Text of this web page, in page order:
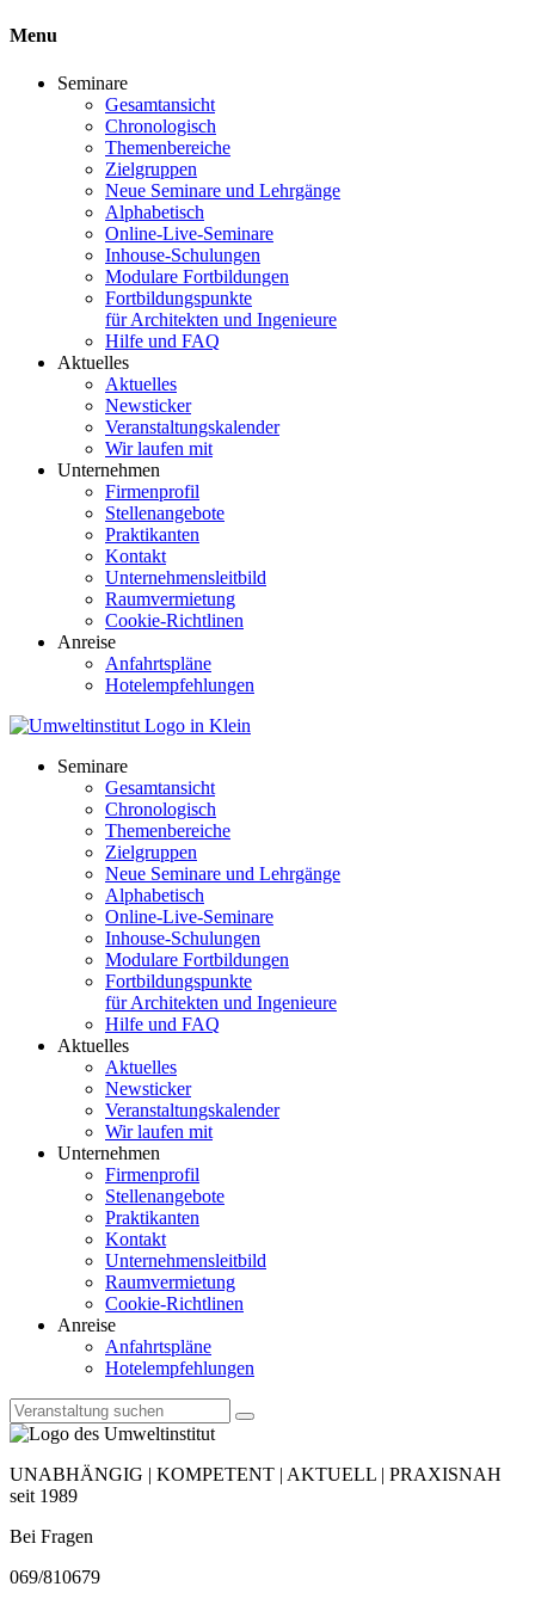
Menu
Seminare
Gesamtansicht
Chronologisch
Themenbereiche
Zielgruppen
Neue Seminare und Lehrgänge
Alphabetisch
Online-Live-Seminare
Inhouse-Schulungen
Modulare Fortbildungen
Fortbildungspunkte
für Architekten und Ingenieure
Hilfe und FAQ
Aktuelles
Aktuelles
Newsticker
Veranstaltungskalender
Wir laufen mit
Unternehmen
Firmenprofil
Stellenangebote
Praktikanten
Kontakt
Unternehmensleitbild
Raumvermietung
Cookie-Richtlinen
Anreise
Anfahrtspläne
Hotelempfehlungen
Seminare
Gesamtansicht
Chronologisch
Themenbereiche
Zielgruppen
Neue Seminare und Lehrgänge
Alphabetisch
Online-Live-Seminare
Inhouse-Schulungen
Modulare Fortbildungen
Fortbildungspunkte
für Architekten und Ingenieure
Hilfe und FAQ
Aktuelles
Aktuelles
Newsticker
Veranstaltungskalender
Wir laufen mit
Unternehmen
Firmenprofil
Stellenangebote
Praktikanten
Kontakt
Unternehmensleitbild
Raumvermietung
Cookie-Richtlinen
Anreise
Anfahrtspläne
Hotelempfehlungen
UNABHÄNGIG | KOMPETENT | AKTUELL | PRAXISNAH
seit 1989
Bei Fragen
069/810679